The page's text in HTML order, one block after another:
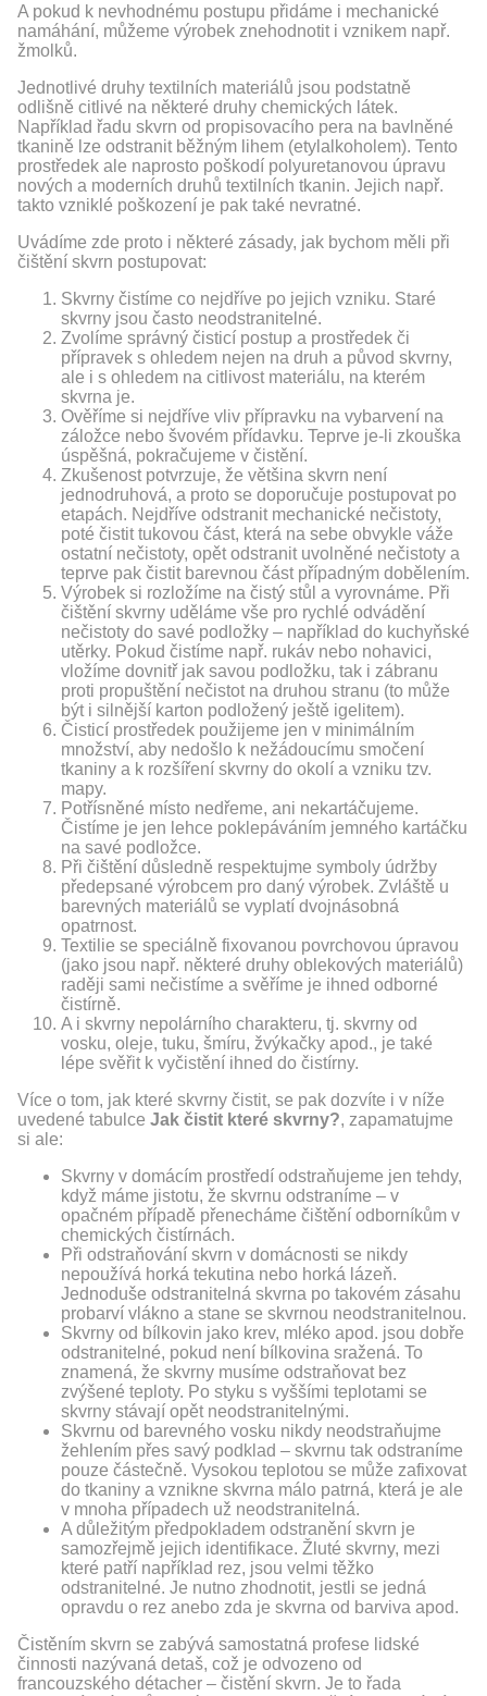
A pokud k nevhodnému postupu přidáme i mechanické
namáhání, můžeme výrobek znehodnotit i vznikem např.
žmolků.
Jednotlivé druhy textilních materiálů jsou podstatně
odlišně citlivé na některé druhy chemických látek.
Například řadu skvrn od propisovacího pera na bavlněné
tkanině lze odstranit běžným lihem (etylalkoholem). Tento
prostředek ale naprosto poškodí polyuretanovou úpravu
nových a moderních druhů textilních tkanin. Jejich např.
takto vzniklé poškození je pak také nevratné.
Uvádíme zde proto i některé zásady, jak bychom měli při
čištění skvrn postupovat:
Skvrny čistíme co nejdříve po jejich vzniku. Staré
skvrny jsou často neodstranitelné.
Zvolíme správný čisticí postup a prostředek či
přípravek s ohledem nejen na druh a původ skvrny,
ale i s ohledem na citlivost materiálu, na kterém
skvrna je.
Ověříme si nejdříve vliv přípravku na vybarvení na
záložce nebo švovém přídavku. Teprve je-li zkouška
úspěšná, pokračujeme v čistění.
Zkušenost potvrzuje, že většina skvrn není
jednodruhová, a proto se doporučuje postupovat po
etapách. Nejdříve odstranit mechanické nečistoty,
poté čistit tukovou část, která na sebe obvykle váže
ostatní nečistoty, opět odstranit uvolněné nečistoty a
teprve pak čistit barevnou část případným dobělením.
Výrobek si rozložíme na čistý stůl a vyrovnáme. Při
čištění skvrny uděláme vše pro rychlé odvádění
nečistoty do savé podložky – například do kuchyňské
utěrky. Pokud čistíme např. rukáv nebo nohavici,
vložíme dovnitř jak savou podložku, tak i zábranu
proti propuštění nečistot na druhou stranu (to může
být i silnější karton podložený ještě igelitem).
Čisticí prostředek použijeme jen v minimálním
množství, aby nedošlo k nežádoucímu smočení
tkaniny a k rozšíření skvrny do okolí a vzniku tzv.
mapy.
Potřísněné místo nedřeme, ani nekartáčujeme.
Čistíme je jen lehce poklepáváním jemného kartáčku
na savé podložce.
Při čištění důsledně respektujme symboly údržby
předepsané výrobcem pro daný výrobek. Zvláště u
barevných materiálů se vyplatí dvojnásobná
opatrnost.
Textilie se speciálně fixovanou povrchovou úpravou
(jako jsou např. některé druhy oblekových materiálů)
raději sami nečistíme a svěříme je ihned odborné
čistírně.
A i skvrny nepolárního charakteru, tj. skvrny od
vosku, oleje, tuku, šmíru, žvýkačky apod., je také
lépe svěřit k vyčistění ihned do čistírny.
Více o tom, jak které skvrny čistit, se pak dozvíte i v níže
uvedené tabulce Jak čistit které skvrny?, zapamatujme
si ale:
Skvrny v domácím prostředí odstraňujeme jen tehdy,
když máme jistotu, že skvrnu odstraníme – v
opačném případě přenecháme čištění odborníkům v
chemických čistírnách.
Při odstraňování skvrn v domácnosti se nikdy
nepoužívá horká tekutina nebo horká lázeň.
Jednoduše odstranitelná skvrna po takovém zásahu
probarví vlákno a stane se skvrnou neodstranitelnou.
Skvrny od bílkovin jako krev, mléko apod. jsou dobře
odstranitelné, pokud není bílkovina sražená. To
znamená, že skvrny musíme odstraňovat bez
zvýšené teploty. Po styku s vyššími teplotami se
skvrny stávají opět neodstranitelnými.
Skvrnu od barevného vosku nikdy neodstraňujme
žehlením přes savý podklad – skvrnu tak odstraníme
pouze částečně. Vysokou teplotou se může zafixovat
do tkaniny a vznikne skvrna málo patrná, která je ale
v mnoha případech už neodstranitelná.
A důležitým předpokladem odstranění skvrn je
samozřejmě jejich identifikace. Žluté skvrny, mezi
které patří například rez, jsou velmi těžko
odstranitelné. Je nutno zhodnotit, jestli se jedná
opravdu o rez anebo zda je skvrna od barviva apod.
Čistěním skvrn se zabývá samostatná profese lidské
činnosti nazývaná detaš, což je odvozeno od
francouzského détacher – čistění skvrn. Je to řada